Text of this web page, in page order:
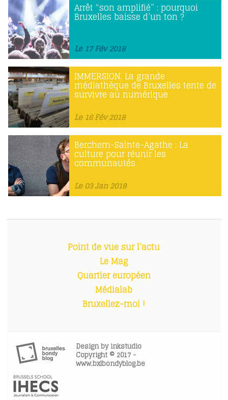
Arrêt “son amplifié” : pourquoi
Bruxelles baisse d’un ton ?
Le 17 Fév 2018
IMMERSION. La grande
médiathèque de Bruxelles tente de
survivre au numérique
Le 16 Fév 2018
Berchem-Sainte-Agathe : La
culture pour réunir les
communautés
Le 03 Jan 2018
Point de vue sur l’actu
Le Mag
Quartier européen
Médialab
Bruxellez-moi !
Design byinkstudio
Copyright © 2017 -
www.bxlbondyblog.be